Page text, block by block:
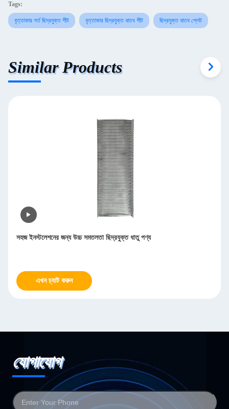
Tags:
বৃত্তাকার গর্ত ছিদ্রযুক্ত শীট বৃত্তাকার ছিদ্রযুক্ত ধাতব শীট ছিদ্রযুক্ত ধাতব প্লেট
Similar Products
পণ্য ইউনিফর্ম লেপ আনুগত্য ধাতু জাল লাইটওয়েট তবুও বলিষ্ঠ
যোগাযোগ